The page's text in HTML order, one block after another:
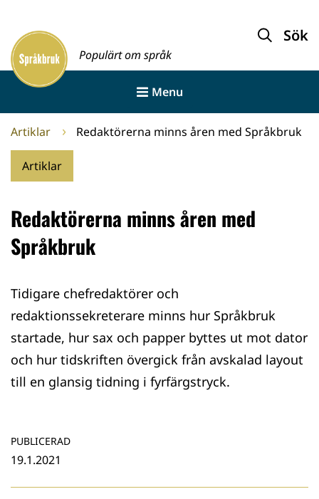
innehållet
Framsida
Populärt om språk
Sök
Menu
Artiklar Redaktörerna minns åren med Språkbruk
Artiklar
Redaktörerna minns åren med
Språkbruk
Tidigare chefredaktörer och
redaktionssekreterare minns hur Språkbruk
startade, hur sax och papper byttes ut mot dator
och hur tidskriften övergick från avskalad layout
till en glansig tidning i fyrfärgstryck.
PUBLICERAD
19.1.2021